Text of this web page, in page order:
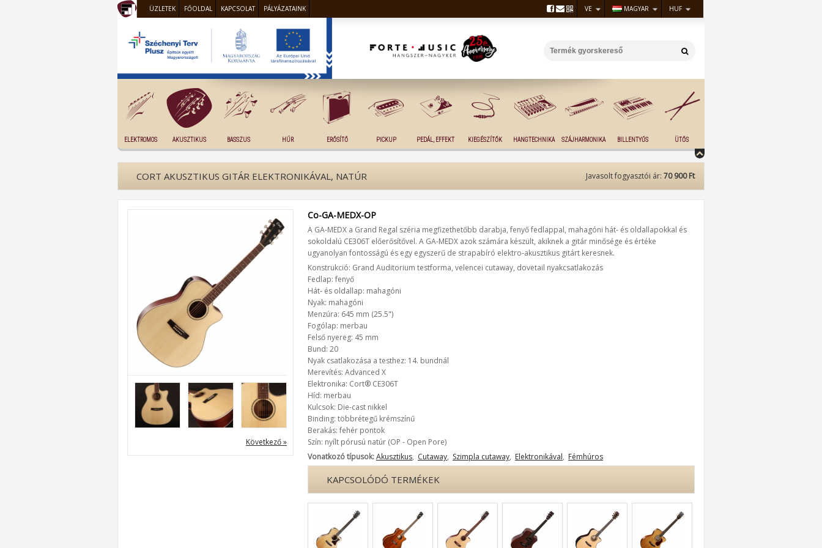
ÜZLETEK FŐOLDAL KAPCSOLAT PÁLYÁZATAINK VE MAGYAR HUF
ELEKTROMOS AKUSZTIKUS BASSZUS HÚR ERŐSÍTŐ PICKUP PEDÁL, EFFEKT KIEGÉSZÍTŐK HANGTECHNIKA SZÁJHARMONIKA BILLENTYŰS ÜTŐS
Javasolt fogyasztói ár: 70 900 Ft
CORT AKUSZTIKUS GITÁR ELEKTRONIKÁVAL, NATÚR
Következő »
Co-GA-MEDX-OP
A GA-MEDX a Grand Regal széria megfizethetőbb darabja, fenyő fedlappal, mahagóni hát- és oldallapokkal és
sokoldalú CE306T előerősítővel. A GA-MEDX azok számára készült, akiknek a gitár minősége és értéke
ugyanolyan fontosságú és egy egyszerű de strapabíró elektro-akusztikus gitárt keresnek.
Konstrukció: Grand Auditorium testforma, velencei cutaway, dovetail nyakcsatlakozás
Fedlap: fenyő
Hát- és oldallap: mahagóni
Nyak: mahagóni
Menzúra: 645 mm (25.5")
Fogólap: merbau
Felső nyereg: 45 mm
Bund: 20
Nyak csatlakozása a testhez: 14. bundnál
Merevítés: Advanced X
Elektronika: Cort® CE306T
Híd: merbau
Kulcsok: Die-cast nikkel
Binding: többrétegű krémszínű
Berakás: fehér pontok
Szín: nyílt pórusú natúr (OP - Open Pore)
Vonatkozó típusok:Akusztikus, Cutaway, Szimpla cutaway, Elektronikával, Fémhúros
KAPCSOLÓDÓ TERMÉKEK